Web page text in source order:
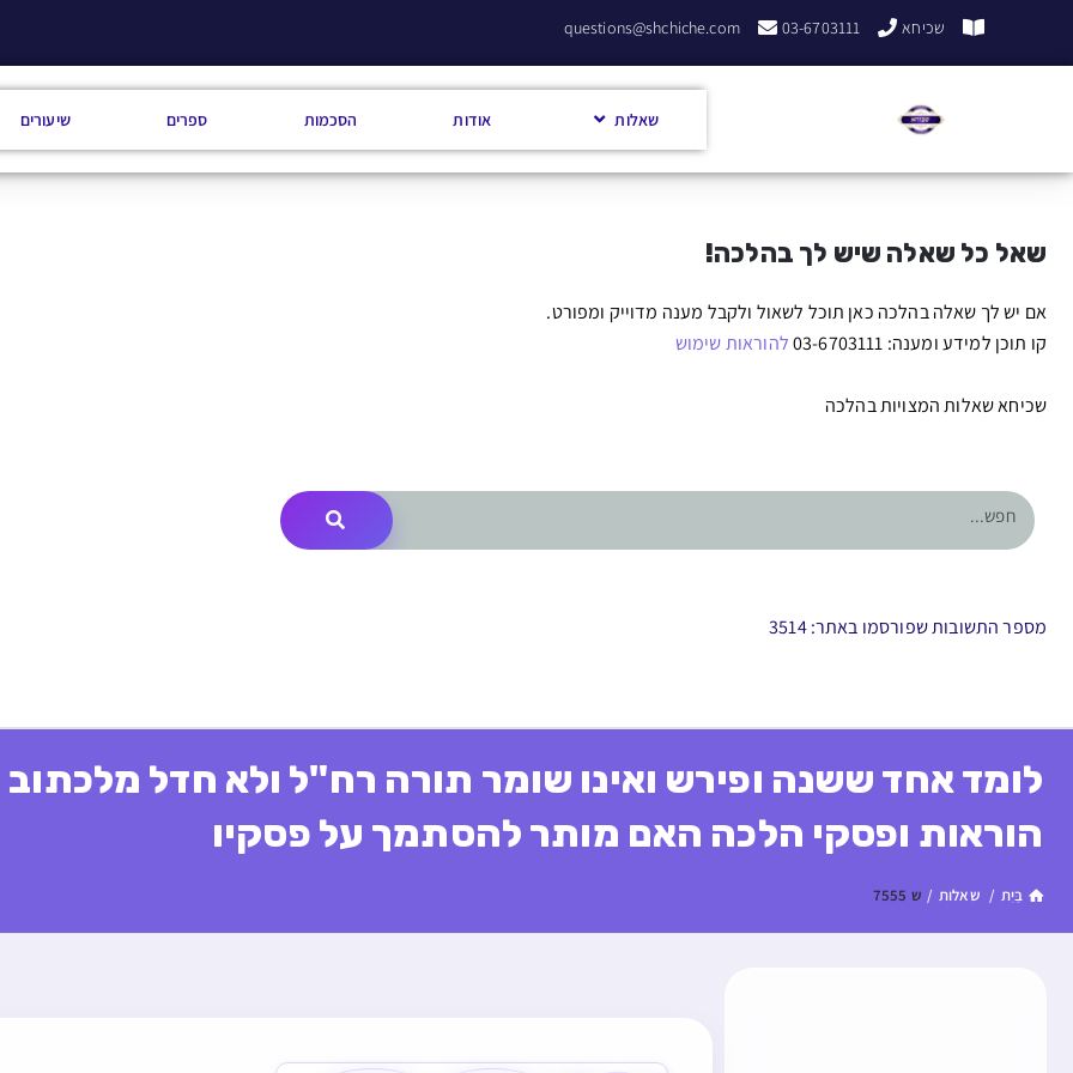
שכיחא 03-6703111
questions@shchiche.com
שאלות אודות הסכמות ספרים שיעורים
שאל כל שאלה שיש לך בהלכה!
אם יש לך שאלה בהלכה כאן תוכל לשאול ולקבל מענה מדוייק ומפורט.
קו תוכן למידע ומענה: 03-6703111
להוראות שימוש
שכיחא שאלות המצויות בהלכה
מספר התשובות שפורסמו באתר: 3514
לומד אחד ששנה ופירש ואינו שומר תורה רח"ל ולא חדל מלכתוב
הוראות ופסקי הלכה האם מותר להסתמך על פסקיו
בַּיִת / שאלות / ש 7555